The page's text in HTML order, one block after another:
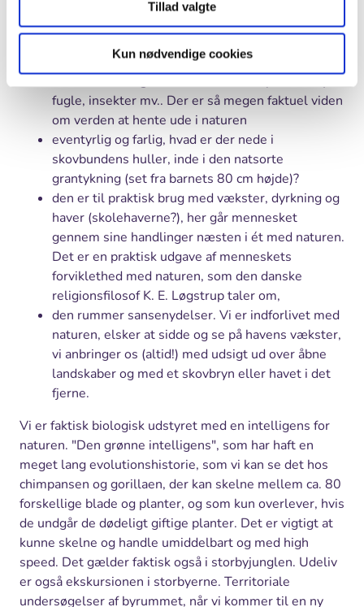
Tillad valgte
Kun nødvendige cookies
men som vi voksne ofte ikke giver videre til
campering, hvor man lærer at klare sig),
fugle, insekter mv.. Der er så megen faktuel viden
om verden at hente ude i naturen
eventyrlig og farlig, hvad er der nede i
skovbundens huller, inde i den natsorte
grantykning (set fra barnets 80 cm højde)?
den er til praktisk brug med vækster, dyrkning og
haver (skolehaverne?), her går mennesket
gennem sine handlinger næsten i ét med naturen.
Det er en praktisk udgave af menneskets
forviklethed med naturen, som den danske
religionsfilosof K. E. Løgstrup taler om,
den rummer sansenydelser. Vi er indforlivet med
naturen, elsker at sidde og se på havens vækster,
vi anbringer os (altid!) med udsigt ud over åbne
landskaber og med et skovbryn eller havet i det
fjerne.
Vi er faktisk biologisk udstyret med en intelligens for
naturen. "Den grønne intelligens", som har haft en
meget lang evolutionshistorie, som vi kan se det hos
chimpansen og gorillaen, der kan skelne mellem ca. 80
forskellige blade og planter, og som kun overlever, hvis
de undgår de dødeligt giftige planter. Det er vigtigt at
kunne skelne og handle umiddelbart og med high
speed. Det gælder faktisk også i storbyjunglen. Udeliv
er også ekskursionen i storbyerne. Territoriale
undersøgelser af byrummet, når vi kommer til en ny